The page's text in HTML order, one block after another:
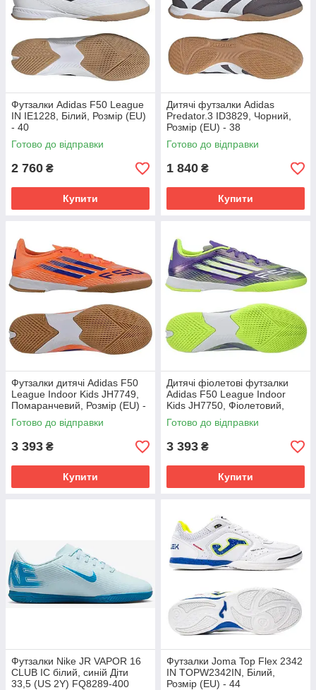
Футзалки Adidas F50 League
IN IE1228, Білий, Розмір (EU)
- 40
Готово до відправки
2 760 ₴
Купити
Дитячі футзалки Adidas
Predator.3 ID3829, Чорний,
Розмір (EU) - 38
Готово до відправки
1 840 ₴
Купити
Футзалки дитячі Аdidas F50
League Indoor Kids JH7749,
Помаранчевий, Розмір (EU) -
38
Готово до відправки
3 393 ₴
Купити
Дитячі фіолетові футзалки
Adidas F50 League Indoor
Kids JH7750, Фіолетовий,
Розмір (EU) - 35
Готово до відправки
3 393 ₴
Купити
Футзалки Nike JR VAPOR 16
CLUB IC білий, синій Діти
33,5 (US 2Y) FQ8289-400
Футзалки Joma Top Flex 2342
IN TOPW2342IN, Білий,
Розмір (EU) - 44